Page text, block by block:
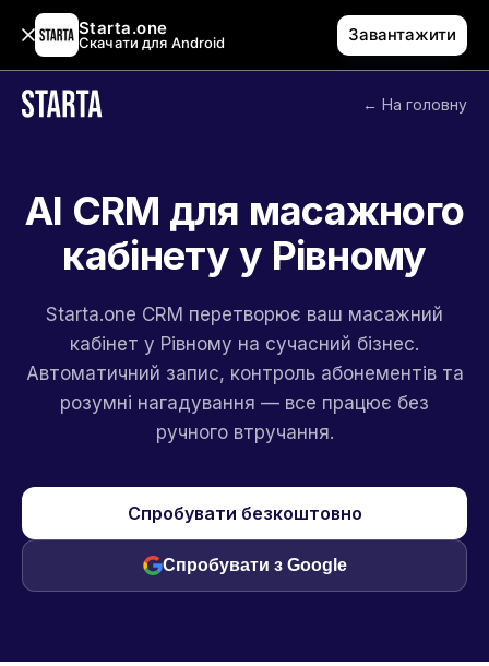
Starta.one
Скачати для Android Завантажити
← На головну
AI CRM для масажного
кабінету у Рівному
Starta.one CRM перетворює ваш масажний
кабінет у Рівному на сучасний бізнес.
Автоматичний запис, контроль абонементів та
розумні нагадування — все працює без
ручного втручання.
Спробувати безкоштовно
Спробувати з Google